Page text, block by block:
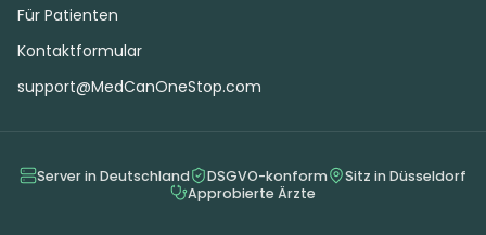
Für Patienten
Kontaktformular
support@MedCanOneStop.com
Server in Deutschland DSGVO-konform
Sitz in Düsseldorf
Approbierte Ärzte